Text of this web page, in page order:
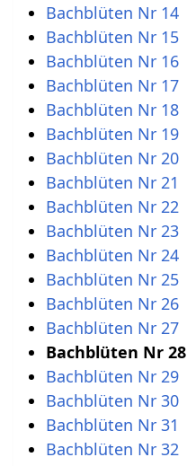
Bachblüten Nr 14
Bachblüten Nr 15
Bachblüten Nr 16
Bachblüten Nr 17
Bachblüten Nr 18
Bachblüten Nr 19
Bachblüten Nr 20
Bachblüten Nr 21
Bachblüten Nr 22
Bachblüten Nr 23
Bachblüten Nr 24
Bachblüten Nr 25
Bachblüten Nr 26
Bachblüten Nr 27
Bachblüten Nr 28
Bachblüten Nr 29
Bachblüten Nr 30
Bachblüten Nr 31
Bachblüten Nr 32